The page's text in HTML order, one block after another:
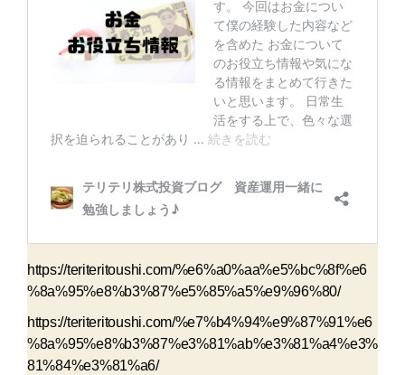
https://teriteritoushi.com/%e6%a0%aa%e5%bc%8f%e6
%8a%95%e8%b3%87%e5%85%a5%e9%96%80/
https://teriteritoushi.com/%e7%b4%94%e9%87%91%e6
%8a%95%e8%b3%87%e3%81%ab%e3%81%a4%e3%
81%84%e3%81%a6/